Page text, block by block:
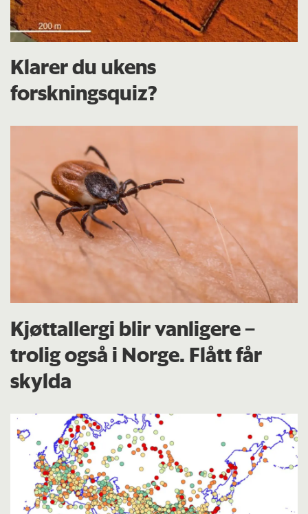
Klarer du ukens
forskningsquiz?
Kjøttallergi blir vanligere –
trolig også i Norge. Flått får
skylda